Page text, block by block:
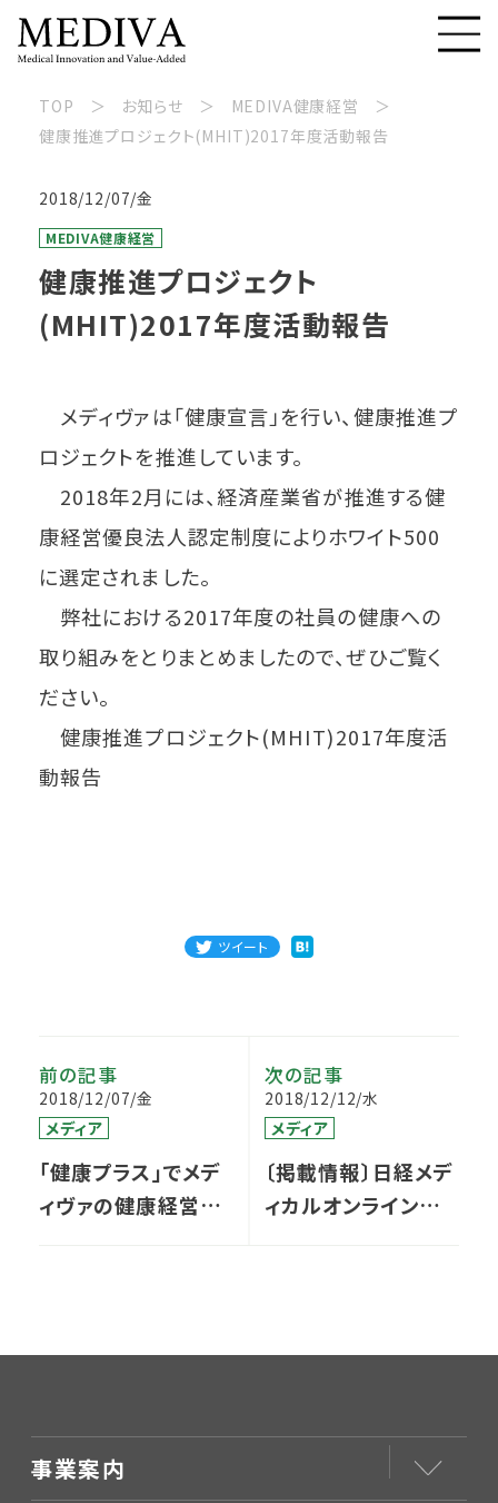
TOP お知らせ
MEDIVA健康経営
健康推進プロジェクト(MHIT)2017年度活動報告
2018/12/07/金
MEDIVA健康経営
健康推進プロジェクト
(MHIT)2017年度活動報告
メディヴァは「健康宣言」を行い、健康推進プ
ロジェクトを推進しています。
2018年2月には、経済産業省が推進する健
康経営優良法人認定制度によりホワイト500
に選定されました。
弊社における2017年度の社員の健康への
取り組みをとりまとめましたので、ぜひご覧く
ださい。
健康推進プロジェクト(MHIT)2017年度活
動報告
ツイート
前の記事
2018/12/07/金
メディア
「健康プラス」でメデ
ィヴァの健康経営が
次の記事
2018/12/12/水
メディア
〔掲載情報〕日経メデ
ィカルオンライン
事業案内